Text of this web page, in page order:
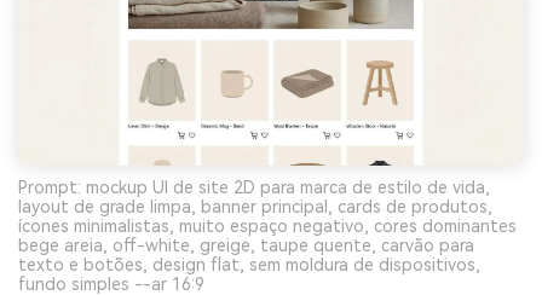
Prompt: mockup UI de site 2D para marca de estilo de vida,
layout de grade limpa, banner principal, cards de produtos,
ícones minimalistas, muito espaço negativo, cores dominantes
bege areia, off-white, greige, taupe quente, carvão para
texto e botões, design flat, sem moldura de dispositivos,
fundo simples --ar 16:9